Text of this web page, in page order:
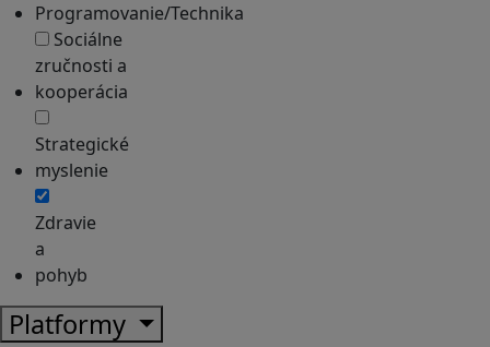
Programovanie/Technika
Sociálne
zručnosti a
kooperácia
Strategické
myslenie
Zdravie
a
pohyb
Platformy